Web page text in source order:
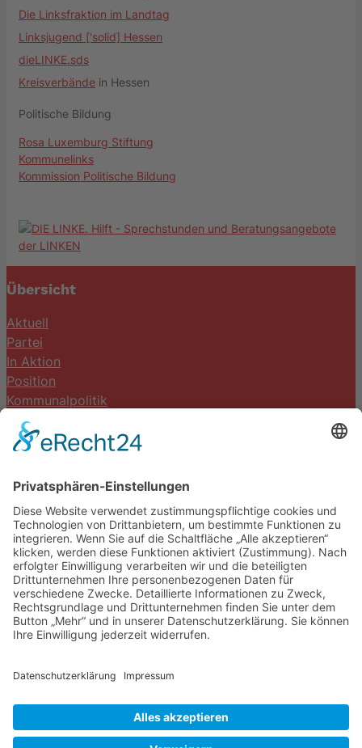
Die Linksfraktion im Landtag
Linksjugend ['solid] Hessen
dieLINKE.sds
Kreisverbände in Hessen
Politische Bildung
Rosa Luxemburg Stiftung
Kommunelinks
Kommission Politische Bildung
Übersicht
Aktuell
Partei
In Aktion
Position
Kommunalpolitik
Termine
DIE LINKE. Schwalm-Eder
Steingasse 5
34613 Schwalmstadt
Tel.06691 8077899
info@die-linke-schwalm-eder.de
Gesetzliches
Impressum
Cookie-Einstellungen